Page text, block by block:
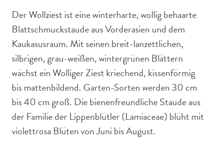
Der Wollziest ist eine winterharte, wollig behaarte
Blattschmuckstaude aus Vorderasien und dem
Kaukasusraum. Mit seinen breit-lanzettlichen,
silbrigen, grau-weißen, wintergrünen Blättern
wächst ein Wolliger Ziest kriechend, kissenförmig
bis mattenbildend. Garten-Sorten werden 30 cm
bis 40 cm groß. Die bienenfreundliche Staude aus
der Familie der Lippenblütler (Lamiaceae) blüht mit
violettrosa Blüten von Juni bis August.